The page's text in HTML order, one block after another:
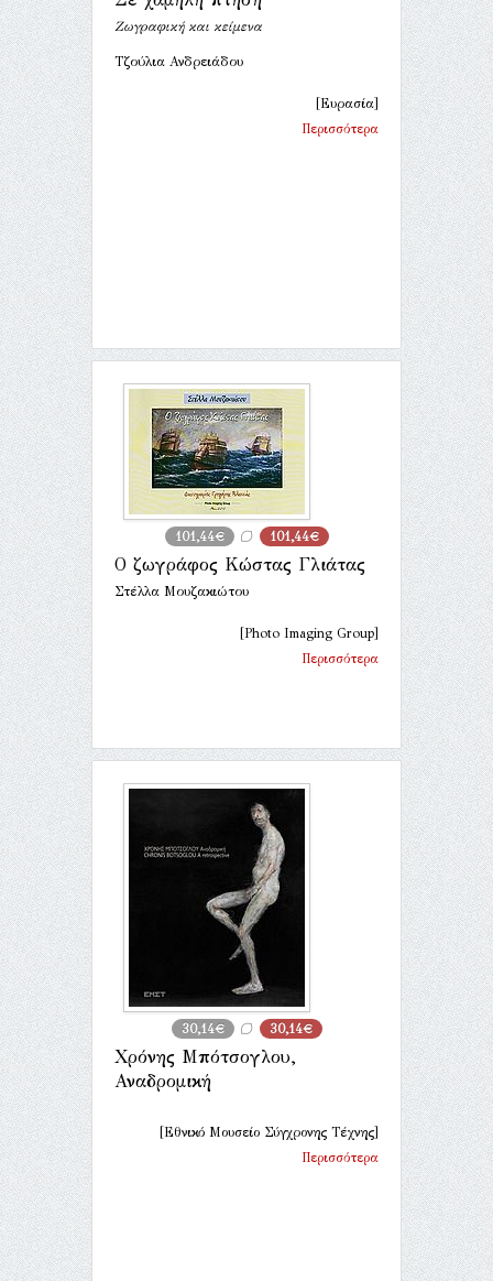
Ζωγραφική και κείμενα
Τζούλια Ανδρειάδου
[Ευρασία]
Περισσότερα
101,44€ 101,44€
Ο ζωγράφος Κώστας Γλιάτας
Στέλλα Μουζακιώτου
[Photo Imaging Group]
Περισσότερα
30,14€ 30,14€
Χρόνης Μπότσογλου,
Αναδρομική
[Εθνικό Μουσείο Σύγχρονης Τέχνης]
Περισσότερα